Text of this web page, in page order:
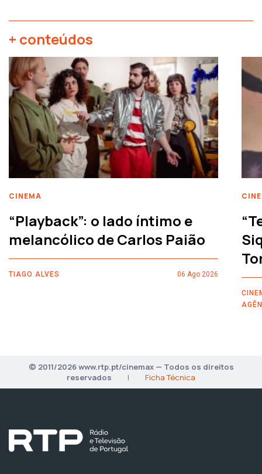
+ conteúdos
CINEMA
“Playback”: o lado íntimo e
melancólico de Carlos Paião
TIAGO ALVES 06 Ago 2026
© 2011/2026 www.rtp.pt/cinemax — Todos os direitos
reservados
| Ficha Técnica